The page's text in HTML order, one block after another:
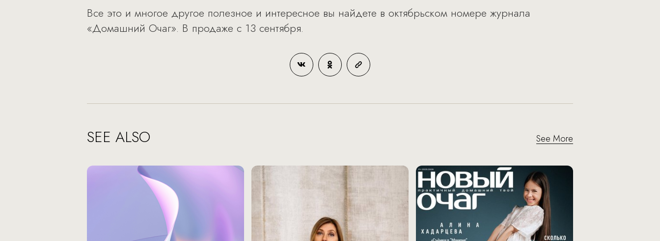
Все это и многое другое полезное и интересное вы найдете в октябрьском номере журнала
«Домашний Очаг». В продаже с 13 сентября.
SEE ALSO See More